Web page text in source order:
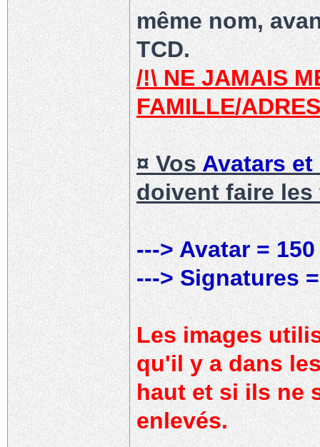
même nom,
TCD.
/!\ NE JAMAIS
FAMILLE/
¤ VosAvatars
doivent faire
---> Avatar =
---> Signatures
Les images
qu'il y a dans
haut et si ils ne
enlevés.